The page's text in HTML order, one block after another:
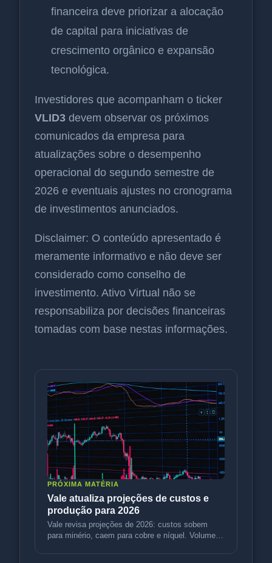
financeira deve priorizar a alocação
de capital para iniciativas de
crescimento orgânico e expansão
tecnológica.
Investidores que acompanham o ticker
VLID3 devem observar os próximos
comunicados da empresa para
atualizações sobre o desempenho
operacional do segundo semestre de
2026 e eventuais ajustes no cronograma
de investimentos anunciados.
Disclaimer: O conteúdo apresentado é
meramente informativo e não deve ser
considerado como conselho de
investimento. Ativo Virtual não se
responsabiliza por decisões financeiras
tomadas com base nestas informações.
PRÓXIMA MATÉRIA
Vale atualiza projeções de custos e
produção para 2026
Vale revisa projeções de 2026: custos sobem
para minério, caem para cobre e níquel. Volumes